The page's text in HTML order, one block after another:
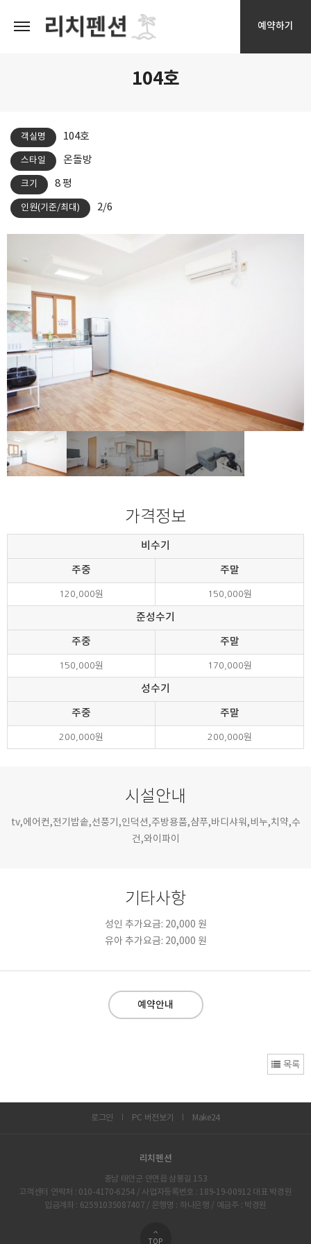
예약하기
104호
객실명 104호
스타일 온돌방
크기 8 평
인원(기준/최대) 2/6
가격정보
비수기
주중 주말
120,000원 150,000원
준성수기
주중 주말
150,000원 170,000원
성수기
주중 주말
200,000원 200,000원
시설안내
tv,에어컨,전기밥솥,선풍기,인덕션,주방용품,샴푸,바디샤워,비누,치약,수
건,와이파이
기타사항
성인 추가요금: 20,000 원
유아 추가요금: 20,000 원
예약안내
목록
로그인 PC 버전보기 Make24
리치펜션
충남 태안군 안면읍 삼봉길 153
고객센터 연락처 : 010-4170-6254 / 사업자등록번호 : 189-19-00912 대표 박경원
입금계좌 : 62591035087407 / 은행명 : 하나은행 / 예금주 : 박경원
TOP